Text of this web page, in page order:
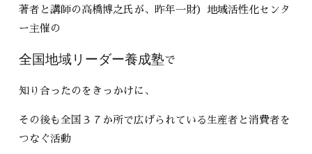
著者と講師の高橋博之氏が、昨年一財）地域活性化センタ
ー主催の
全国地域リーダー養成塾で
知り合ったのをきっかけに、
その後も全国３７か所で広げられている生産者と消費者を
つなぐ活動